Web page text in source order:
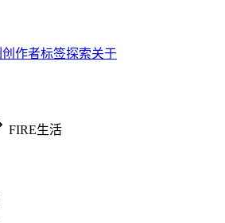
创作者标签探索关于
FIRE生活